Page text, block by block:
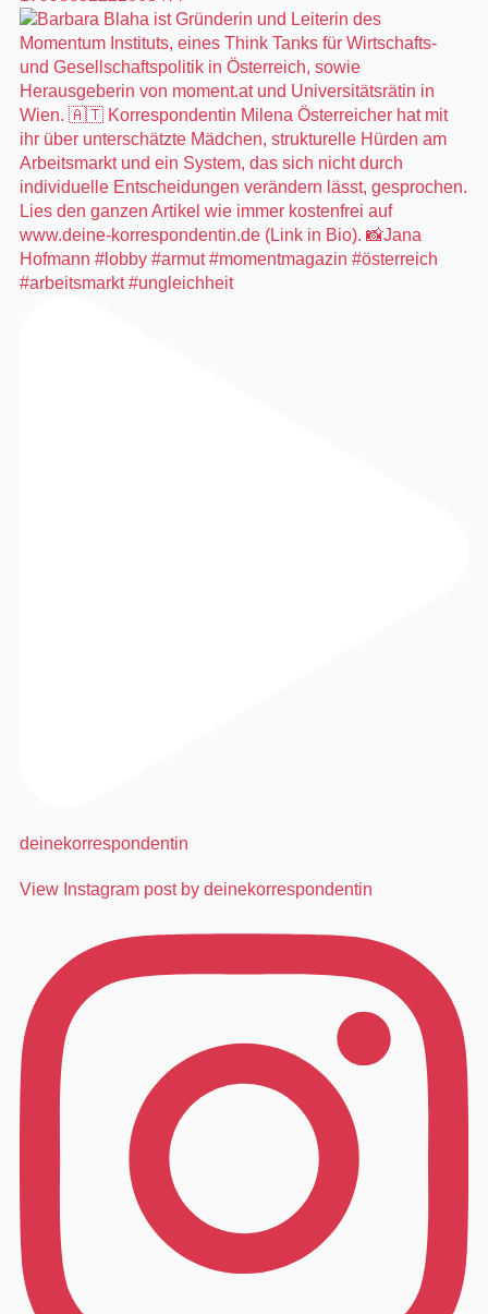
deinekorrespondentin
View Instagram post by deinekorrespondentin